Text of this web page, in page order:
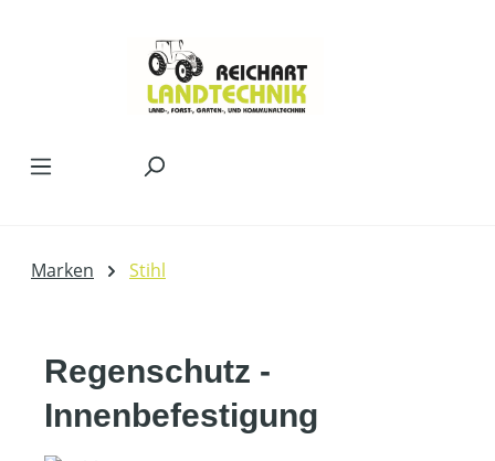
Marken Stihl
Regenschutz -
Innenbefestigung